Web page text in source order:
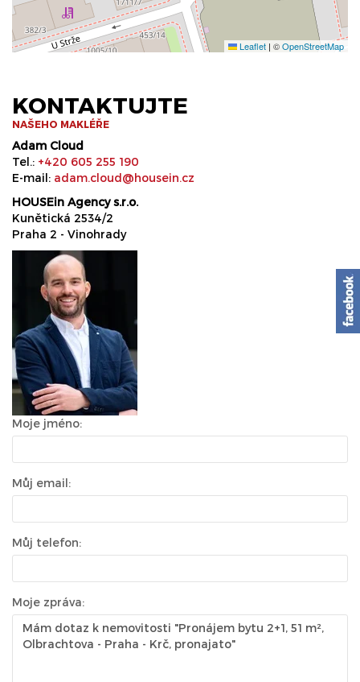
Leaflet | ©OpenStreetMap
KONTAKTUJTE
NAŠEHO MAKLÉŘE
Adam Cloud
Tel.: +420 605 255 190
E-mail: adam.cloud@housein.cz
HOUSEin Agency s.r.o.
Kunětická 2534/2
Praha 2 - Vinohrady
Moje jméno:
Můj email:
Můj telefon:
Moje zpráva: